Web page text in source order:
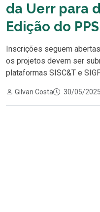
da Uerr para
Edição do
Inscrições seguem
os projetos devem ser
plataformas SISC&T e
Gilvan Costa 30/05/2025